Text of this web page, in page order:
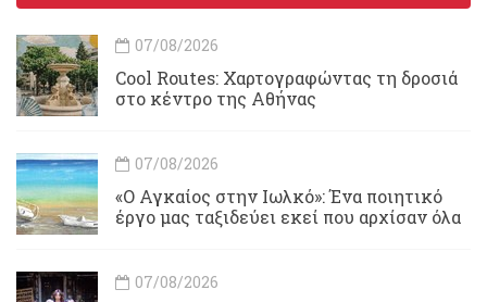
07/08/2026
Cool Routes: Χαρτογραφώντας τη δροσιά
στο κέντρο της Αθήνας
07/08/2026
«Ο Αγκαίος στην Ιωλκό»: Ένα ποιητικό
έργο μας ταξιδεύει εκεί που αρχίσαν όλα
07/08/2026